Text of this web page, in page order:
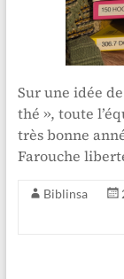
Sur une idée
thé », toute
très bonne
Farouche
Biblinsa